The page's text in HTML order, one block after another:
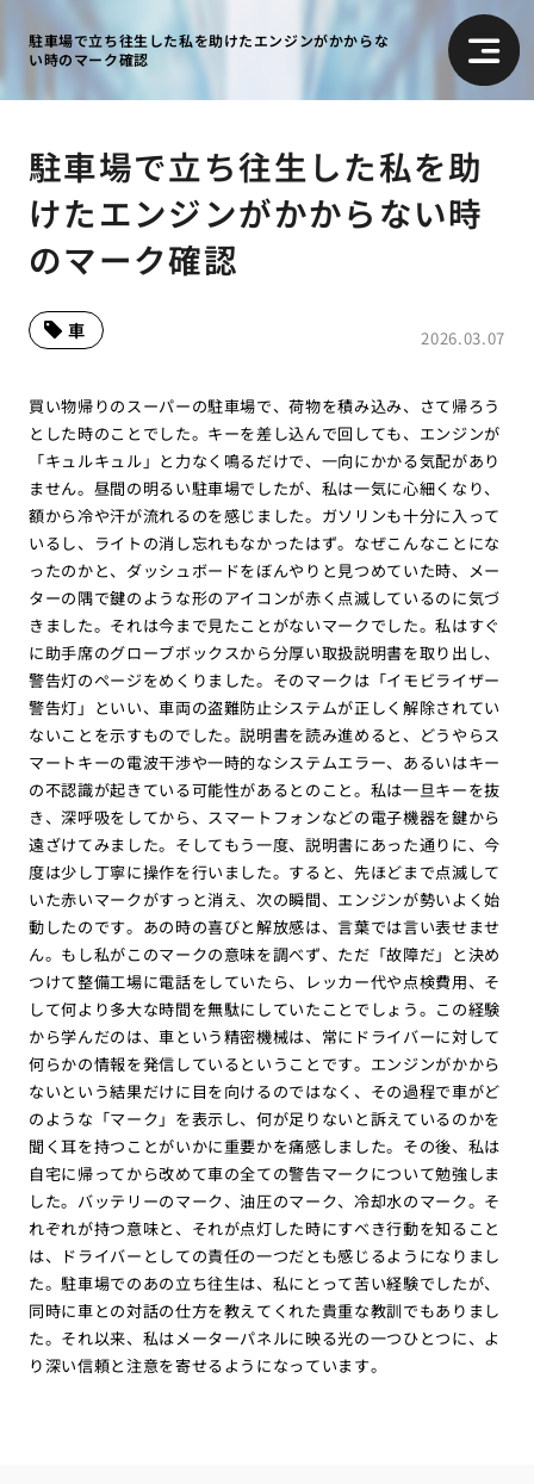
駐車場で立ち往生した私を助けたエンジンがかからな
い時のマーク確認
駐車場で立ち往生した私を助
けたエンジンがかからない時
のマーク確認
2026.03.07
車
買い物帰りのスーパーの駐車場で、荷物を積み込み、さて帰ろう
とした時のことでした。キーを差し込んで回しても、エンジンが
「キュルキュル」と力なく鳴るだけで、一向にかかる気配があり
ません。昼間の明るい駐車場でしたが、私は一気に心細くなり、
額から冷や汗が流れるのを感じました。ガソリンも十分に入って
いるし、ライトの消し忘れもなかったはず。なぜこんなことにな
ったのかと、ダッシュボードをぼんやりと見つめていた時、メー
ターの隅で鍵のような形のアイコンが赤く点滅しているのに気づ
きました。それは今まで見たことがないマークでした。私はすぐ
に助手席のグローブボックスから分厚い取扱説明書を取り出し、
警告灯のページをめくりました。そのマークは「イモビライザー
警告灯」といい、車両の盗難防止システムが正しく解除されてい
ないことを示すものでした。説明書を読み進めると、どうやらス
マートキーの電波干渉や一時的なシステムエラー、あるいはキー
の不認識が起きている可能性があるとのこと。私は一旦キーを抜
き、深呼吸をしてから、スマートフォンなどの電子機器を鍵から
遠ざけてみました。そしてもう一度、説明書にあった通りに、今
度は少し丁寧に操作を行いました。すると、先ほどまで点滅して
いた赤いマークがすっと消え、次の瞬間、エンジンが勢いよく始
動したのです。あの時の喜びと解放感は、言葉では言い表せませ
ん。もし私がこのマークの意味を調べず、ただ「故障だ」と決め
つけて整備工場に電話をしていたら、レッカー代や点検費用、そ
して何より多大な時間を無駄にしていたことでしょう。この経験
から学んだのは、車という精密機械は、常にドライバーに対して
何らかの情報を発信しているということです。エンジンがかから
ないという結果だけに目を向けるのではなく、その過程で車がど
のような「マーク」を表示し、何が足りないと訴えているのかを
聞く耳を持つことがいかに重要かを痛感しました。その後、私は
自宅に帰ってから改めて車の全ての警告マークについて勉強しま
した。バッテリーのマーク、油圧のマーク、冷却水のマーク。そ
れぞれが持つ意味と、それが点灯した時にすべき行動を知ること
は、ドライバーとしての責任の一つだとも感じるようになりまし
た。駐車場でのあの立ち往生は、私にとって苦い経験でしたが、
同時に車との対話の仕方を教えてくれた貴重な教訓でもありまし
た。それ以来、私はメーターパネルに映る光の一つひとつに、よ
り深い信頼と注意を寄せるようになっています。